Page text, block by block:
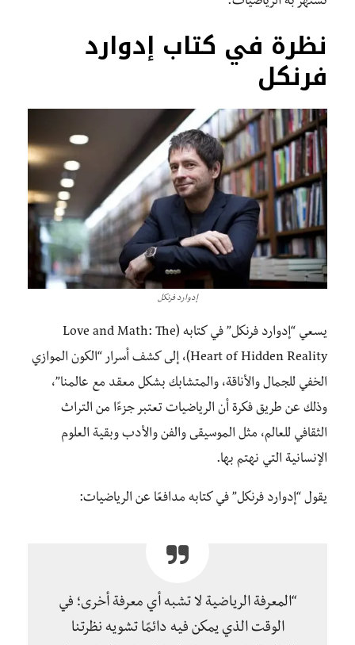
نظرة في كتاب إدوارد
فرنكل
إدوارد فرنكل
يسعي “إدوارد فرنكل” في كتابه (Love and Math: The
Heart of Hidden Reality)، إلى كشف أسرار “الكون الموازي
الخفي للجمال والأناقة، والمتشابك بشكل معقد مع عالمنا”،
وذلك عن طريق فكرة أن الرياضيات تعتبر جزءًا من التراث
الثقافي للعالم، مثل الموسيقى والفن والأدب وبقية العلوم
الإنسانية التي نهتم بها.
يقول “إدوارد فرنكل” في كتابه مدافعًا عن الرياضيات:
“المعرفة الرياضية لا تشبه أي معرفة أخرى؛ في
الوقت الذي يمكن فيه دائمًا تشويه نظرتنا